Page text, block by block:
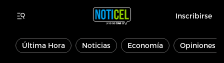
Inscribirse
Última Hora Noticias Economía Opiniones